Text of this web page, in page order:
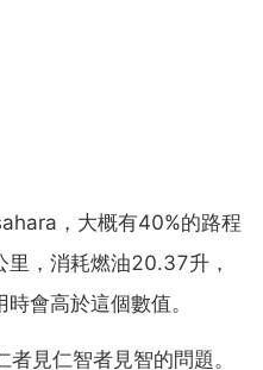
，大概有40%的路程
，消耗燃油20.37升，
會高於這個數值。
見仁智者見智的問題。